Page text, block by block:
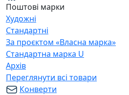
Поштові марки
Художні
Стандартні
За проєктом «Власна марка»
Стандартна марка U
Архів
Переглянути всі товари
Конверти